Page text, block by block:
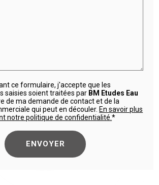
ce formulaire, j'accepte que les
saisies soient traitées par BM Etudes Eau
de ma demande de contact et de la
qui peut en découler.En savoir plus
notre politique de confidentialité.*